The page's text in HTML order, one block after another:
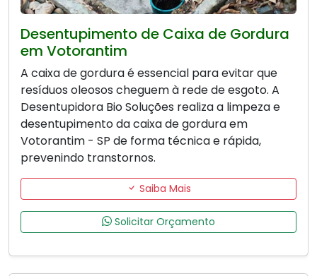
Desentupimento de Caixa de Gordura
em Votorantim
A caixa de gordura é essencial para evitar que
resíduos oleosos cheguem à rede de esgoto. A
Desentupidora Bio Soluções realiza a limpeza e
desentupimento da caixa de gordura em
Votorantim - SP de forma técnica e rápida,
prevenindo transtornos.
Saiba Mais
Solicitar Orçamento